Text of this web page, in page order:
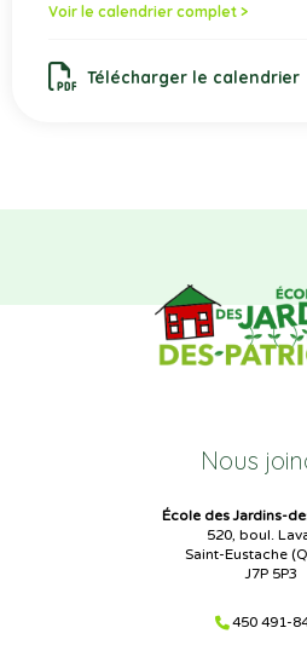
Voir le calendrier complet >
Télécharger le calendrier
Nous
École des Jardins-
520, boul.
Saint-Eustache
J7P 5P3
450 491-